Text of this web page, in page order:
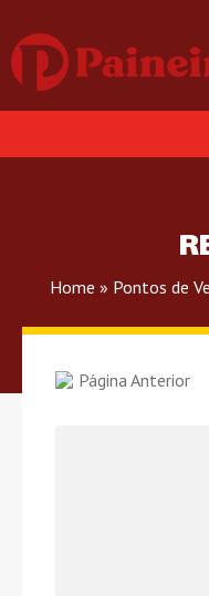
Home » Pontos de
Página Anterior